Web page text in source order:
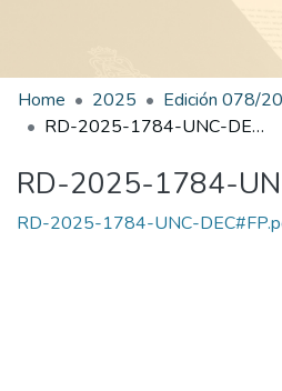
Home 2025
RD-2025-1784-UNC-DEC#FP
RD-2025-1784-
RD-2025-1784-UNC-